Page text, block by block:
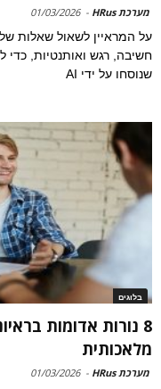
מערכת HRus -
01/03/2026
על המראיין לשאול שאלות
חשיבה, רגש ואותנטיות,
שנוסחו על ידי AI
בלוגים
8 נורות אדומות
מלאכותית
מערכת HRus -
01/03/2026